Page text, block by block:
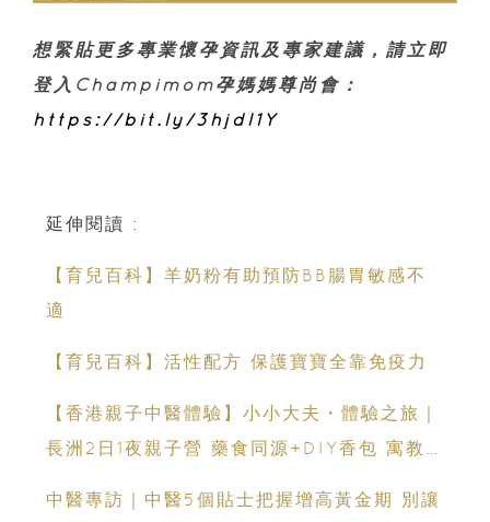
想緊貼更多專業懷孕資訊及專家建議，請立即
登入Champimom孕媽媽尊尚會：
https://bit.ly/3hjdl1Y
延伸閱讀 :
【育兒百科】羊奶粉有助預防BB腸胃敏感不
適
【育兒百科】活性配方 保護寶寶全靠免疫力
【香港親子中醫體驗】小小大夫・體驗之旅｜
長洲2日1夜親子營 藥食同源+DIY香包 寓教
中醫專訪｜中醫5個貼士把握增高黃金期 別讓